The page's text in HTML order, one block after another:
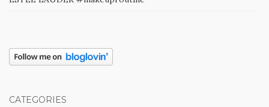
CATEGORIES